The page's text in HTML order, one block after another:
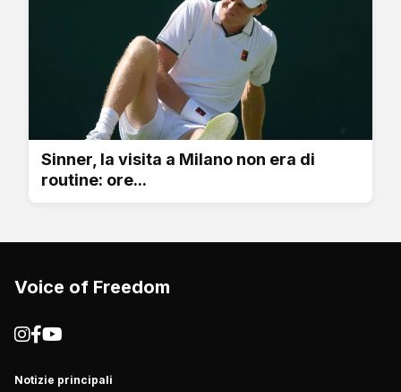
Sinner, la visita a Milano non era di
routine: ore...
Voice of Freedom
Notizie principali